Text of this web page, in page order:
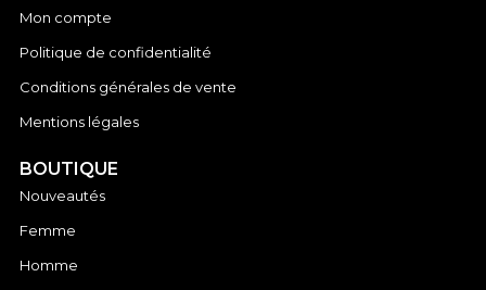
BOUTIQUE
Nouveautés
Femme
Homme
Mon compte
Politique de confidentialité
Conditions générales de vente
Mentions légales